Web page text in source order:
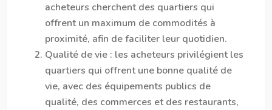
acheteurs cherchent des quartiers qui
offrent un maximum de commodités à
proximité, afin de faciliter leur quotidien.
Qualité de vie : les acheteurs privilégient les
quartiers qui offrent une bonne qualité de
vie, avec des équipements publics de
qualité, des commerces et des restaurants,